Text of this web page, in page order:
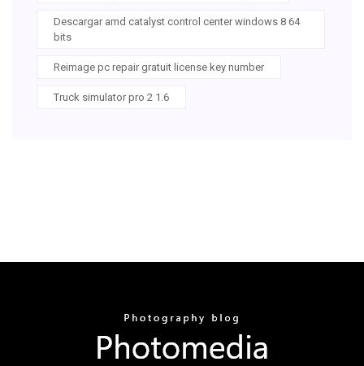
Descargar amd catalyst control center windows 8 64
bits
Reimage pc repair gratuit license key number
Truck simulator pro 2 1.6